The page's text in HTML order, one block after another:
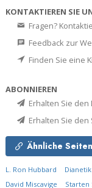
KONTAKTIEREN SIE
Fragen?
Feedback zur
Finden Sie eine
ABONNIEREN
Erhalten Sie
Erhalten Sie
Ähnliche Seiten
L. Ron Hubbard Dianetik
David Miscavige
Starten